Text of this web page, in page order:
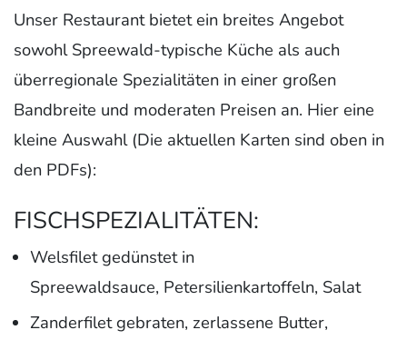
Unser Restaurant bietet ein breites Angebot
sowohl Spreewald-typische Küche als auch
überregionale Spezialitäten in einer großen
Bandbreite und moderaten Preisen an. Hier eine
kleine Auswahl (Die aktuellen Karten sind oben in
den PDFs):
FISCHSPEZIALITÄTEN:
Welsfilet gedünstet in
Spreewaldsauce, Petersilienkartoffeln, Salat
Zanderfilet gebraten, zerlassene Butter,